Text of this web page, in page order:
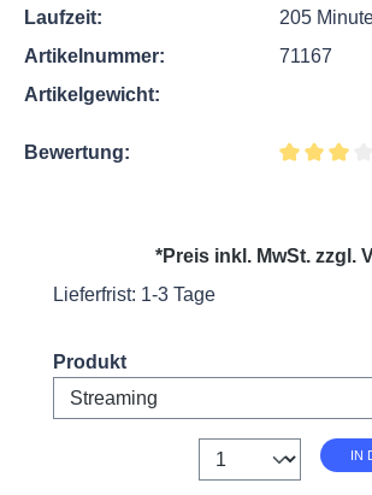
Laufzeit:
205
Artikelnummer:
71167
Artikelgewicht:
Bewertung:
*Preis inkl. MwSt. zzgl.
Lieferfrist: 1-3 Tage
Select
Produkt
Anzahl IN